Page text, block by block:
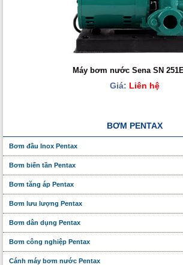
Máy bơm nước Sena SN
Giá: Liên hệ
BƠM PENTAX
Bơm đầu Inox Pentax
Bơm biến tần Pentax
Bơm tăng áp Pentax
Bơm lưu lượng Pentax
Bơm dân dụng Pentax
Bơm công nghiệp Pentax
Cánh máy bơm nước Pentax